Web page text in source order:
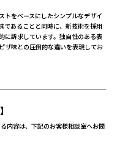
トをベースにしたシンプルなデザイ
であることと同時に、新技術を採用
に訴求しています。独自性のある表
ザ味との圧倒的な違いを表現してお
内容は、下記のお客様相談室へお問